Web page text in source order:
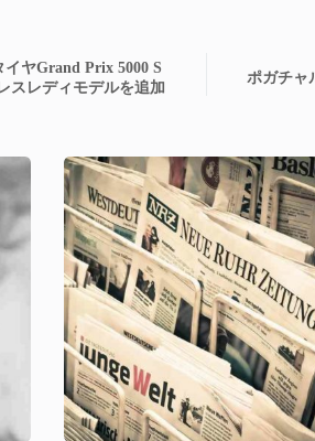
ヤGrand Prix 5000 S
スレディモデルを追加
ポガチャ